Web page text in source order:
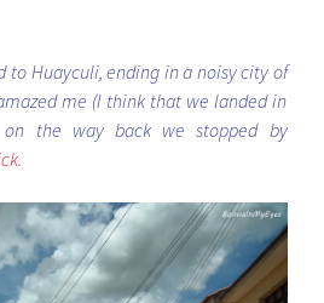
to Huayculi, ending in a noisy city of
me (I think that we landed in
the way back we stopped by